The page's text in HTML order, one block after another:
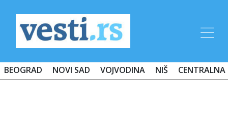
BEOGRAD NOVI SAD VOJVODINA NIŠ CENTRALNA